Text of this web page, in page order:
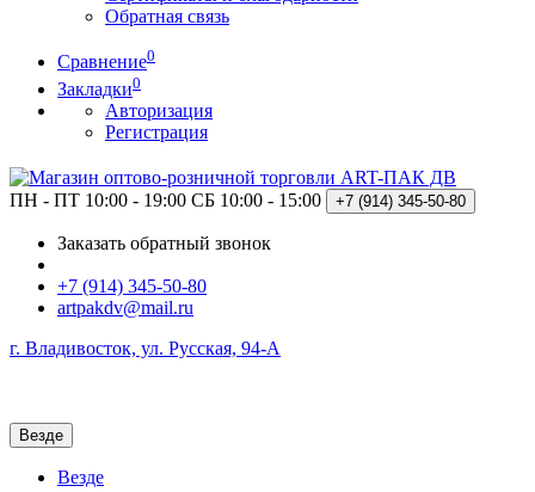
Обратная связь
Сравнение0
Закладки0
Авторизация
Регистрация
ПН - ПТ 10:00 - 19:00 СБ 10:00 - 15:00 +7 (914) 345-50-80
Заказать обратный звонок
+7 (914) 345-50-80
artpakdv@mail.ru
г. Владивосток, ул. Русская, 94-А
Везде
Везде